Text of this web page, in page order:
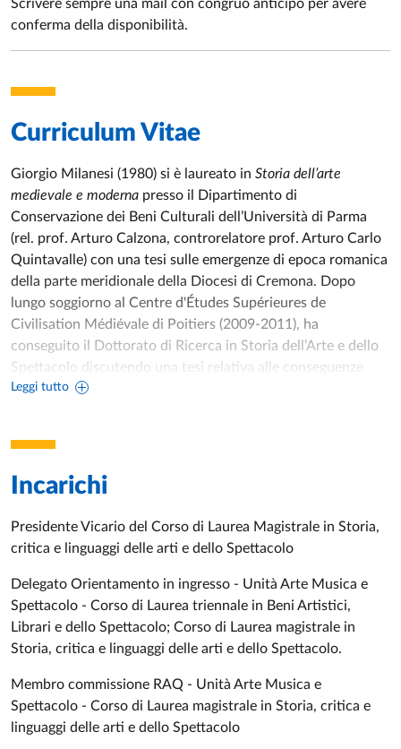
luogo, ancora oggi, secolo XXI, la configurazione spaziale e
urbanistica del Vecchio Continente è in massima parte
medievale: centri storici, borghi ubicati in reti di strade,
sviluppo della disciplina che prende il nome di medievalismo,
tuttavia è frutto di recupero o invenzione otto-
novecenteschi. Non si può conoscere tale fenomeno se non
si conosce il medioevo. Non si può quindi conoscere l'arte
moderna e contemporanea senza le (millenarie) premesse
medievali.
Scrivere sempre una mail con congruo anticipo per avere
conferma della disponibilità.
Curriculum Vitae
Leggi tutto
Giorgio Milanesi (1980) si è laureato in Storia dell’arte
medievale e moderna presso il Dipartimento di
Conservazione dei Beni Culturali dell’Università di Parma
(rel. prof. Arturo Calzona, controrelatore prof. Arturo Carlo
Quintavalle) con una tesi sulle emergenze di epoca romanica
della parte meridionale della Diocesi di Cremona. Dopo
lungo soggiorno al Centre d'Études Supérieures de
Civilisation Médiévale di Poitiers (2009-2011), ha
conseguito il Dottorato di Ricerca in Storia dell’Arte e dello
Spettacolo discutendo una tesi relativa alle conseguenze
nelle scelte d’immagine in Aquitania durante lo scisma
2021 al febbraio 2024 è stato RTD/b presso il Dipartimento
DUSIC dell’Università di Parma, Unità Arte Musica e
Spettacolo dove ha svolto attività didattica a tempo pieno
(120 ore, laurea triennale e magistrale), attività seminariale e
tutoraggio. Nel novembre 2018 ha conseguito l’abilitazione
abilitazione che gli è valsa la chiamata a professore
associato dal 1° marzo 2024 per l'insegnamento diStoria
dell'arte medievale(LT- Corso di Beni Artistici, Librari e dello
Spettacolo) e diStoria dell'immagine medievale(corso
architettonici di epoca medievalenel Corso di laurea
magistrale in Storia, critica e linguaggi delle arti e dello
spettacolo).
Incarichi
Presidente Vicario del Corso di Laurea Magistrale in Storia,
critica e linguaggi delle arti e dello Spettacolo
Delegato Orientamento in ingresso - Unità Arte Musica e
Spettacolo - Corso di Laurea triennale in Beni Artistici,
Librari e dello Spettacolo; Corso di Laurea magistrale in
Storia, critica e linguaggi delle arti e dello Spettacolo.
Membro commissione RAQ - Unità Arte Musica e
Spettacolo - Corso di Laurea magistrale in Storia, critica e
linguaggi delle arti e dello Spettacolo